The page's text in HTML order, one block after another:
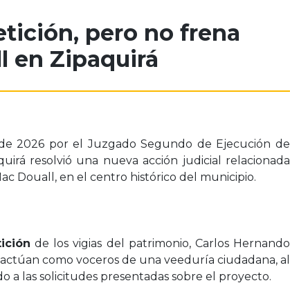
pero no frena
en Zipaquirá
2026 por el Juzgado Segundo de Ejecución de
resolvió una nueva acción judicial relacionada
Douall, en el centro histórico del municipio.
de los vigias del patrimonio, Carlos Hernando
como voceros de una veeduría ciudadana, al
a las solicitudes presentadas sobre el proyecto.